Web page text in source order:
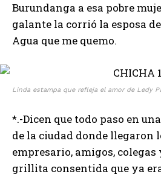
Burundanga a esa pobre
galante la corrió la esposa
Agua que me quemo.
Linda estampa que refleja el amor de Ledy
*.-Dicen que todo paso en
de la ciudad donde llegaron
empresario, amigos,
grillita consentida que ya